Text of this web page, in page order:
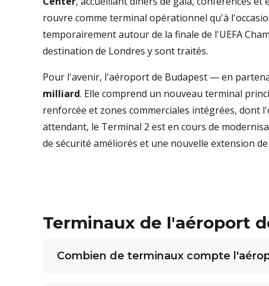
rouvre comme terminal opérationnel qu'à
temporairement autour de la finale de l'UEFA
destination de Londres y sont traités.
Pour l'avenir, l'aéroport de Budapest — en
milliard. Elle comprend un nouveau terminal
renforcée et zones commerciales intégrées, dont
attendant, le Terminal 2 est en cours de
de sécurité améliorés et une nouvelle extension
Terminaux de l'aéroport
Combien de terminaux compte